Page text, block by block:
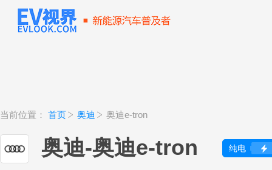
当前位置： 首页 奥迪 奥迪e-tron
奥迪-奥迪e-tron 纯电